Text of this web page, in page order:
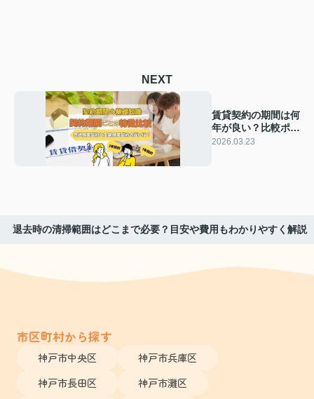
NEXT
賃貸契約の期間は何
年が良い？比較ポイ
ントや１年２年の選
2026.03.23
退去時の清掃範囲はどこまで必要？目安や費用もわかりやすく解説
市区町村から探す
神戸市中央区
神戸市兵庫区
神戸市長田区
神戸市灘区